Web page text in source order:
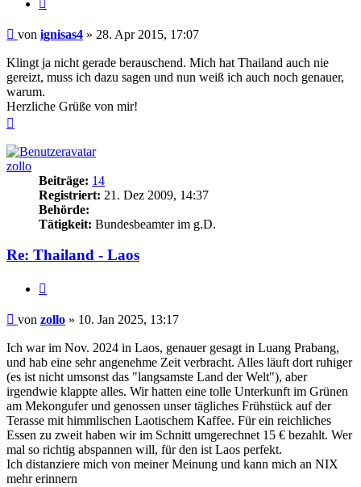
Beitrag
von ignisas4 » 28. Apr 2015, 17:07
Klingt ja nicht gerade berauschend. Mich hat Thailand auch nie
gereizt, muss ich dazu sagen und nun weiß ich auch noch genauer,
warum.
Herzliche Grüße von mir!
zollo
Beiträge: 14
Registriert: 21. Dez 2009, 14:37
Behörde:
Tätigkeit: Bundesbeamter im g.D.
Re: Thailand - Laos
Beitrag
von zollo » 10. Jan 2025, 13:17
Ich war im Nov. 2024 in Laos, genauer gesagt in Luang Prabang,
und hab eine sehr angenehme Zeit verbracht. Alles läuft dort ruhiger
(es ist nicht umsonst das "langsamste Land der Welt"), aber
irgendwie klappte alles. Wir hatten eine tolle Unterkunft im Grünen
am Mekongufer und genossen unser tägliches Frühstück auf der
Terasse mit himmlischen Laotischem Kaffee. Für ein reichliches
Essen zu zweit haben wir im Schnitt umgerechnet 15 € bezahlt. Wer
mal so richtig abspannen will, für den ist Laos perfekt.
Ich distanziere mich von meiner Meinung und kann mich an NIX
mehr erinnern